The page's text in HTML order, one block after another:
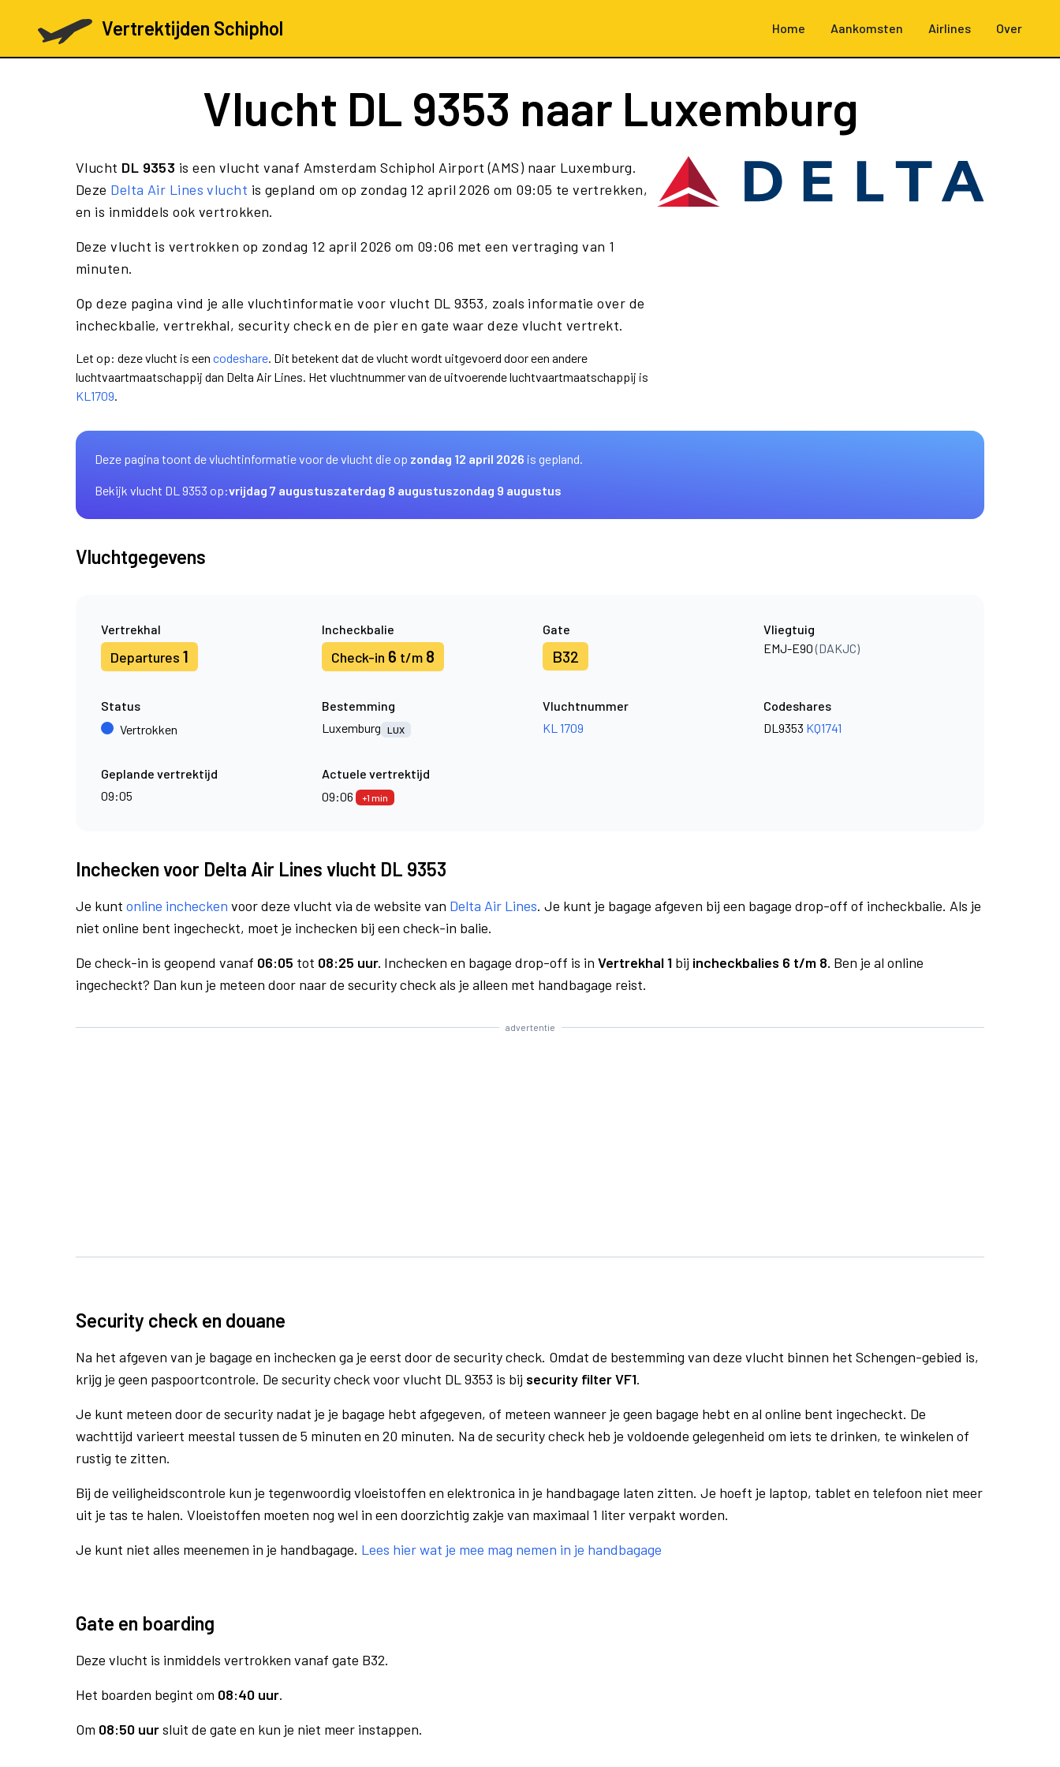
Vertrektijden Schiphol Home Aankomsten Airlines Over
Vlucht DL 9353 naar Luxemburg
Vlucht DL 9353 is een vlucht vanaf Amsterdam Schiphol Airport (AMS) naar Luxemburg.
Deze Delta Air Lines vlucht is gepland om op zondag 12 april 2026 om 09:05 te vertrekken,
en is inmiddels ook vertrokken.
Deze vlucht is vertrokken op zondag 12 april 2026 om 09:06 met een vertraging van 1
minuten.
Op deze pagina vind je alle vluchtinformatie voor vlucht DL 9353, zoals informatie over de
incheckbalie, vertrekhal, security check en de pier en gate waar deze vlucht vertrekt.
Let op: deze vlucht is een codeshare. Dit betekent dat de vlucht wordt uitgevoerd door een andere
luchtvaartmaatschappij dan Delta Air Lines. Het vluchtnummer van de uitvoerende luchtvaartmaatschappij is
KL1709.
Deze pagina toont de vluchtinformatie voor de vlucht die op zondag 12 april 2026 is gepland.
Bekijk vlucht DL 9353 op:vrijdag 7 augustuszaterdag 8 augustuszondag 9 augustus
Vluchtgegevens
Vertrekhal
Departures 1
Incheckbalie
Check-in 6 t/m 8
Gate
B32
Vliegtuig
EMJ-E90(DAKJC)
Status
Vertrokken
Bestemming
Luxemburg
LUX
Vluchtnummer
KL 1709
Codeshares
DL9353 KQ1741
Geplande vertrektijd
09:05
Actuele vertrektijd
09:06
+1 min
Inchecken voor Delta Air Lines vlucht DL 9353
Je kunt online inchecken voor deze vlucht via de website van Delta Air Lines. Je kunt je bagage afgeven bij een bagage drop-off of incheckbalie. Als je
niet online bent ingecheckt, moet je inchecken bij een check-in balie.
De check-in is geopend vanaf 06:05 tot 08:25 uur. Inchecken en bagage drop-off is in Vertrekhal 1 bij incheckbalies 6 t/m 8. Ben je al online
ingecheckt? Dan kun je meteen door naar de security check als je alleen met handbagage reist.
advertentie
Security check en douane
Na het afgeven van je bagage en inchecken ga je eerst door de security check. Omdat de bestemming van deze vlucht binnen het Schengen-gebied is,
krijg je geen paspoortcontrole. De security check voor vlucht DL 9353 is bij security filter VF1.
Je kunt meteen door de security nadat je je bagage hebt afgegeven, of meteen wanneer je geen bagage hebt en al online bent ingecheckt. De
wachttijd varieert meestal tussen de 5 minuten en 20 minuten. Na de security check heb je voldoende gelegenheid om iets te drinken, te winkelen of
rustig te zitten.
Bij de veiligheidscontrole kun je tegenwoordig vloeistoffen en elektronica in je handbagage laten zitten. Je hoeft je laptop, tablet en telefoon niet meer
uit je tas te halen. Vloeistoffen moeten nog wel in een doorzichtig zakje van maximaal 1 liter verpakt worden.
Je kunt niet alles meenemen in je handbagage. Lees hier wat je mee mag nemen in je handbagage
Gate en boarding
Deze vlucht is inmiddels vertrokken vanaf gate B32.
Het boarden begint om 08:40 uur.
Om 08:50 uursluit de gate en kun je niet meer instappen.